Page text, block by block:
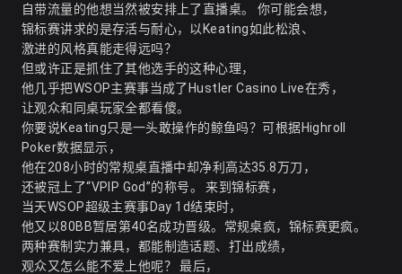
自带流量的他想当然被安排上了直播桌。 你可能会想，
锦标赛讲求的是存活与耐心，以Keating如此松浪、
激进的风格真能走得远吗？
但或许正是抓住了其他选手的这种心理，
他几乎把WSOP主赛事当成了Hustler Casino Live在秀，
让观众和同桌玩家全都看傻。
你要说Keating只是一头敢操作的鲸鱼吗？可根据Highroll
Poker数据显示，
他在208小时的常规桌直播中却净利高达35.8万刀，
还被冠上了“VPIP God”的称号。 来到锦标赛，
当天WSOP超级主赛事Day 1d结束时，
他又以80BB暂居第40名成功晋级。常规桌疯，锦标赛更疯。
两种赛制实力兼具，都能制造话题、打出成绩，
观众又怎么能不爱上他呢？ 最后，